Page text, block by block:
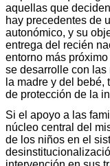
aquellas que
hay precedentes de
autonómico, y su
entrega del recién
entorno más
se desarrolle con
la madre y del bebé,
de protección de la
Si el apoyo a las
núcleo central del
de los niños en el